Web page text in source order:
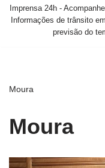
Imprensa 24h -
Informações de trânsito
previsão do
Moura
Moura